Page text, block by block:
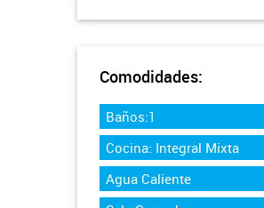
Comodidades:
Baños:1
Cocina: Integral Mixta
Agua Caliente